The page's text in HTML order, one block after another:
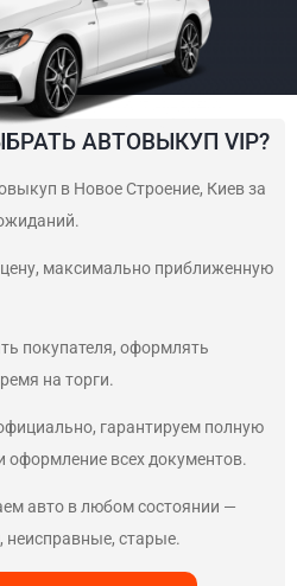
АВТОВЫКУП VIP?
в Новое Строение, Киев за
максимально приближенную
покупателя, оформлять
на торги.
гарантируем полную
оформление всех документов.
авто в любом состоянии —
неисправные, старые.